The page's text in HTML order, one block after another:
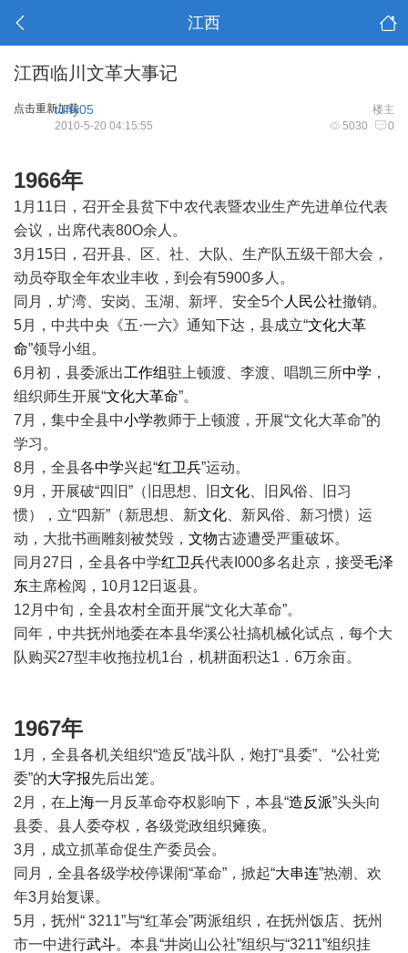
江西
江西临川文革大事记
点击重新加载 楼主
tuffy05
5030 0
2010-5-20 04:15:55
1966年
1月11日，召开全县贫下中农代表暨农业生产先进单位代表
会议，出席代表80O余人。
3月15日，召开县、区、社、大队、生产队五级干部大会，
动员夺取全年农业丰收，到会有5900多人。
同月，圹湾、安岗、玉湖、新坪、安全5个 人民公社撤销。
5月，中共中央《五·一六》通知下达，县成立“文化大革
命”领导小组。
6月初，县委派出工作组驻上顿渡、李渡、唱凯三所中学 ，
组织师生开展“文化大革命”。
7月，集中全县中小学教师于上顿渡，开展“文化大革命”的
学习。
8月，全县各中学兴起“红卫兵”运动。
9月，开展破“四旧”（旧思想、旧文化 、旧风俗、旧习
惯），立“四新”（新思想、新文化 、新风俗、新习惯）运
动，大批书画雕刻被焚毁， 文物古迹遭受严重破坏。
同月27日，全县各中学红卫兵代表I000多名赴京，接受毛泽
东主席检阅，10月12日返县。
12月中旬，全县农村全面开展“文化大革命”。
同年，中共抚州地委在本县华溪公社搞机械化试点，每个大
队购买27型丰收拖拉机1台，机耕面积达1．6万余亩。
1967年
1月，全县各机关组织“造反”战斗队，炮打“县委”、“公社党
委”的大字报先后出笼。
2月，在 上海一月反革命夺权影响下，本县“造反派”头头向
县委、县人委夺权，各级党政组织瘫痪。
3月，成立抓革命促生产委员会。
同月，全县各级学校停课闹“革命”，掀起“大串连”热潮、欢
年3月始复课。
5月，抚州“ 3211”与“红革会”两派组织，在抚州饭店、抚州
市一中进行武斗。本县“井岗山公社”组织与“3211”组织挂